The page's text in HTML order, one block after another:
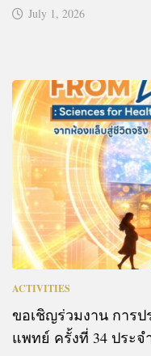
July 1, 2026
ACTIVITIES
ขอเชิญร่วมงาน การ
แพทย์ ครั้งที่ 34 ประ